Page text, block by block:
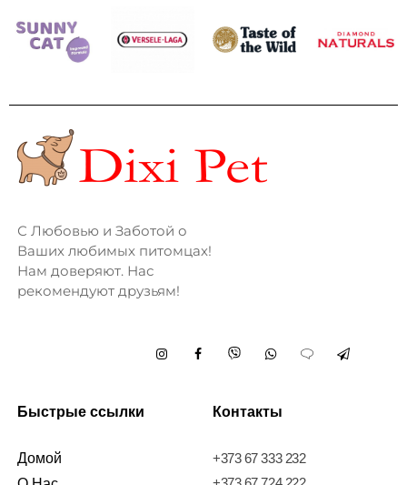
С Любовью и Заботой о
Ваших любимых питомцах!
Нам доверяют. Нас
рекомендуют друзьям!
Быстрые ссылки
Домой
Контакты
+373 67 333 232